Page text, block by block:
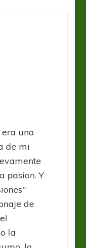
era una
de mi
pasion. Y
de
la